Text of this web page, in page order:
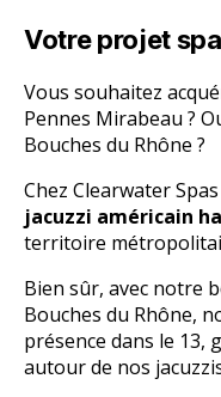
Votre projet
Vous souhaitez
Pennes Mirabeau ?
Bouches du Rhône ?
Chez Clearwater
jacuzzi américain
territoire
Bien sûr, avec notre
Bouches du Rhône,
présence dans le 13,
autour de nos